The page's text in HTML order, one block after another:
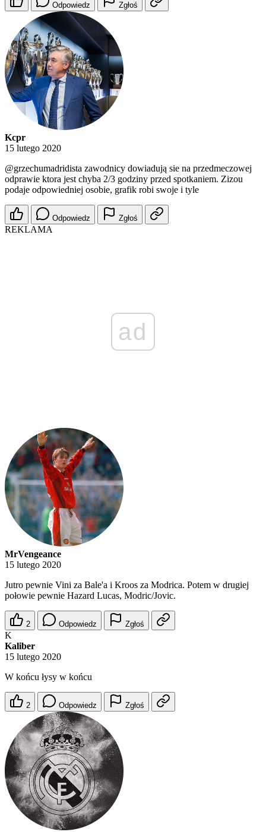
Odpowiedz Zgłoś
Kcpr
15 lutego 2020
@grzechumadridista zawodnicy dowiadują sie na przedmeczowej
odprawie ktora jest chyba 2/3 godziny przed spotkaniem. Zizou
podaje odpowiedniej osobie, grafik robi swoje i tyle
Odpowiedz Zgłoś
REKLAMA
ad
MrVengeance
15 lutego 2020
Jutro pewnie Vini za Bale'a i Kroos za Modrica. Potem w drugiej
połowie pewnie Hazard Lucas, Modric/Jovic.
2 Odpowiedz Zgłoś
K
Kaliber
15 lutego 2020
W końcu łysy w końcu
2 Odpowiedz Zgłoś